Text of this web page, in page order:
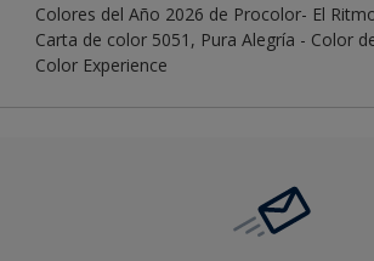
Colores del Año 2026 de Procolor- El
Carta de color 5051, Pura Alegría - Color
Color Experience